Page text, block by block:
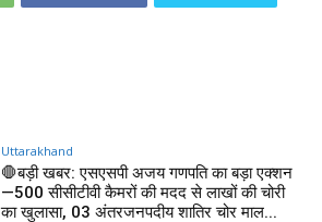
Uttarakhand
🛑बड़ी खबर: एसएसपी अजय गणपति का बड़ा एक्शन
—500 सीसीटीवी कैमरों की मदद से लाखों की चोरी
का खुलासा, 03 अंतरजनपदीय शातिर चोर माल...